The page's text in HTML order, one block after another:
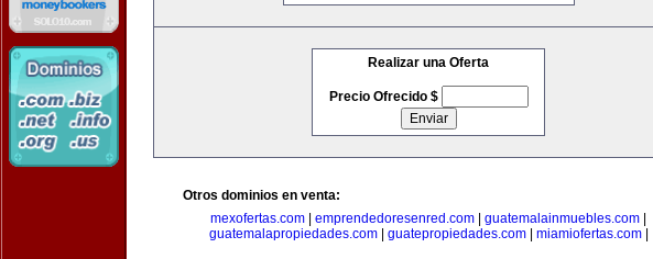
Realizar una Oferta
Precio Ofrecido $
Otros dominios en venta:
mexofertas.com
emprendedoresenred.com guatemalainmuebles.com
guatemalapropiedades.com| guatepropiedades.com| miamiofertas.com|